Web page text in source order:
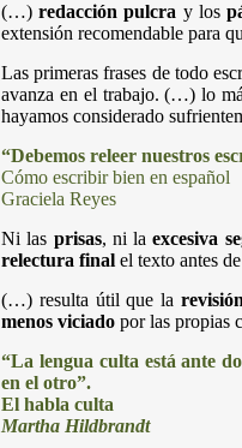
(…)redacción pulcra y los
extensión recomendable para
Las primeras frases de todo
avanza en el trabajo. (…) lo
hayamos considerado
“Debemos releer nuestros
Cómo escribir bien en español
Graciela Reyes
Ni las prisas, ni laexcesiva
relectura final el texto antes
(…) resulta útil que la
menos viciado por las propias
“La lengua culta está ante
en el otro”.
El habla culta
Martha Hildbrandt